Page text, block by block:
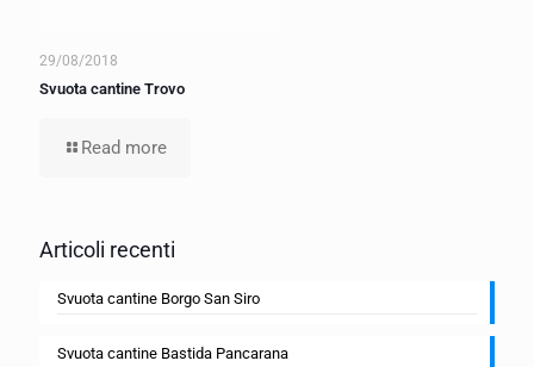
29/08/2018
Svuota cantine Trovo
Read more
Articoli recenti
Svuota cantine Borgo San Siro
Svuota cantine Bastida Pancarana